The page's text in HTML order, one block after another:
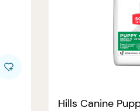
Hills Canine